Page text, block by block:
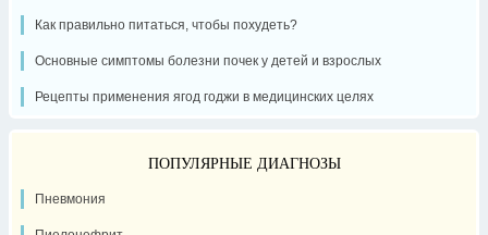
Как правильно питаться, чтобы похудеть?
Основные симптомы болезни почек у детей и взрослых
Рецепты применения ягод годжи в медицинских целях
ПОПУЛЯРНЫЕ ДИАГНОЗЫ
Пневмония